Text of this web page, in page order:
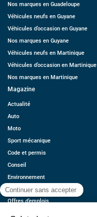
Nos marques en Guadeloupe
Véhicules neufs en Guyane
Véhicules d’occasion en Guyane
Nos marques en Guyane
Véhicules neufs en Martinique
Véhicules d’occasion en Martinique
Nos marques en Martinique
Magazine
Actualité
Auto
Moto
Sport mécanique
Code et permis
Conseil
Environnement
Économie
Offres d’emplois